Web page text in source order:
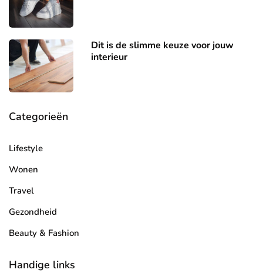
Dit is de slimme keuze voor jouw
interieur
Categorieën
Lifestyle
Wonen
Travel
Gezondheid
Beauty & Fashion
Handige links